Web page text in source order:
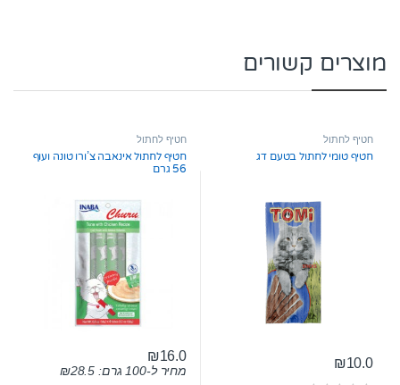
מוצרים קשורים
חטיף לחתול
חטיף טומי לחתול בטעם דג
₪10.0
חטיף לחתול
חטיף לחתול אינאבה צ’ורו טונה ועוף
56 גרם
₪16.0
מחיר ל-100 גרם: ₪28.5